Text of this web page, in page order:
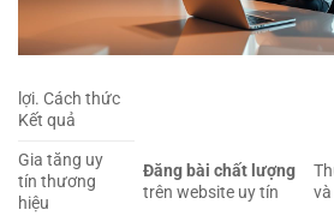
lợi. Cách thức
Kết quả
Gia tăng uy
tín thương
hiệu
Đăng bài chất lượng
trên website uy tín